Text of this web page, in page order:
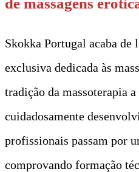
Skokka Portugal acaba de
exclusiva dedicada às
tradição da massoterapia
cuidadosamente
profissionais passam por
comprovando formação